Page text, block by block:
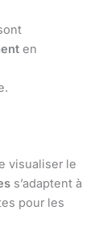
en
visualiser le
s’adaptent à
pour les